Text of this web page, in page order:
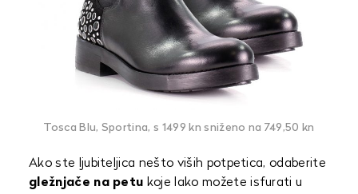
Tosca Blu, Sportina, s 1499 kn sniženo na 749,50 kn
Ako ste ljubiteljica nešto viših potpetica, odaberite
gležnjače na petu koje lako možete isfurati u